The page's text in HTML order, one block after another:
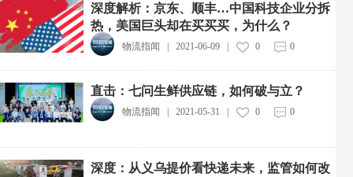
深度解析：京东、顺丰…中国科技企业分拆
热，美国巨头却在买买买，为什么？
物流指闻 | 2021-06-09| 0 0
直击：七问生鲜供应链，如何破与立？
物流指闻 | 2021-05-31 | 0 0
深度：从义乌提价看快递未来，监管如何改